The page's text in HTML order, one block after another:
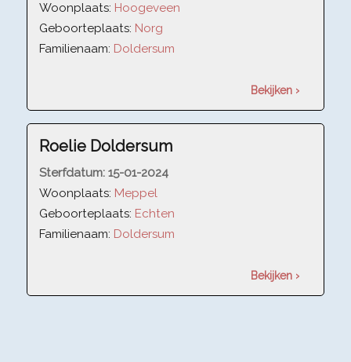
Woonplaats: Hoogeveen
Geboorteplaats: Norg
Familienaam: Doldersum
Bekijken ›
Roelie Doldersum
Sterfdatum: 15-01-2024
Woonplaats: Meppel
Geboorteplaats: Echten
Familienaam: Doldersum
Bekijken ›